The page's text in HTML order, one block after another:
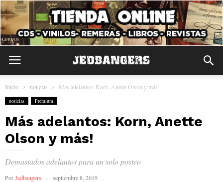
Inicio noticias Más adelantos: Korn, Anette Olson y más!
noticias Premium
Más adelantos: Korn, Anette
Olson y más!
Demasiados adelantos para un solo posteo
PorJedbangers septiembre 8, 2019